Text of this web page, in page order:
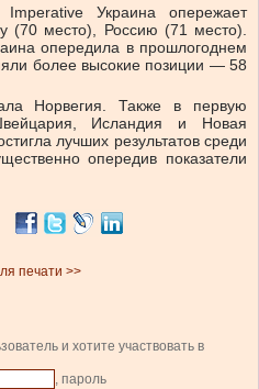
Украина опережает
(70 место), Россию (71 место).
опередила в прошлогоднем
более высокие позиции — 58
Норвегия. Также в первую
Исландия и Новая
лучших результатов среди
опередив показатели
печати >>
и хотите участвовать в
, пароль